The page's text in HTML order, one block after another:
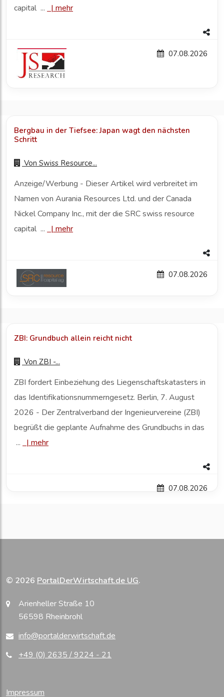
capital ...
| mehr
07.08.2026
Bergbau in der Tiefsee: Japan wagt den nächsten
Schritt
Von Swiss Resource...
Anzeige/Werbung - Dieser Artikel wird verbreitet im
Namen von Aurania Resources Ltd. und der Canada
Nickel Company Inc., mit der die SRC swiss resource
capital ...
| mehr
07.08.2026
ZBI: Grundbuch allein reicht nicht
Von ZBI -...
ZBI fordert Einbeziehung des Liegenschaftskatasters in
das Identifikationsnummerngesetz. Berlin, 7. August
2026 - Der Zentralverband der Ingenieurvereine (ZBI)
begrüßt die geplante Aufnahme des Grundbuchs in das
...
| mehr
07.08.2026
© 2026 PortalDerWirtschaft.de UG.
Arienheller Straße 10
56598 Rheinbrohl
info@portalderwirtschaft.de
+49 (0) 2635 / 9224 - 21
Impressum